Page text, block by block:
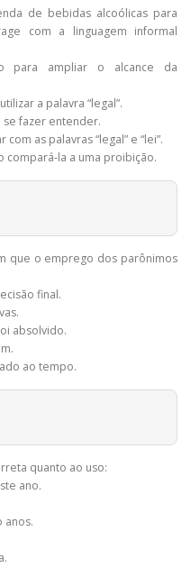
de bebidas alcoólicas para
com a linguagem informal
para ampliar o alcance da
a palavra “legal”.
se fazer entender.
as palavras “legal” e “lei”.
compará-la a uma proibição.
que o emprego dos parônimos
final.
absolvido.
ao tempo.
quanto ao uso:
ano.
anos.